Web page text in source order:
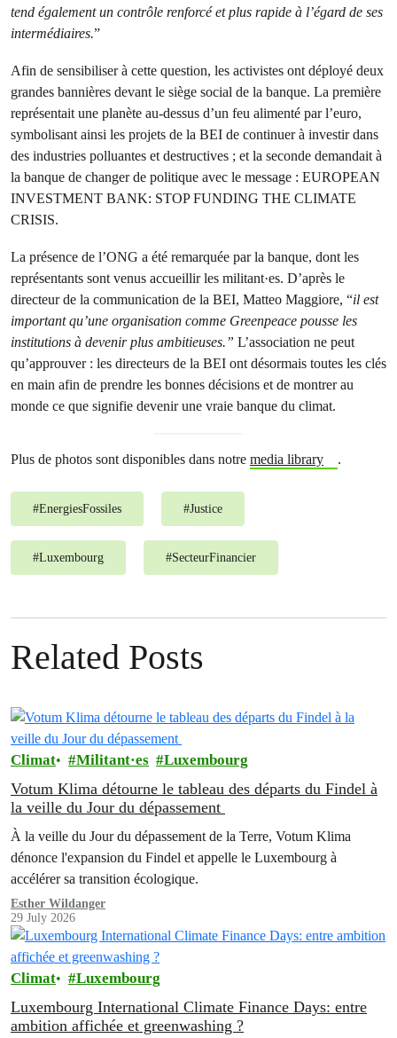
tend également un contrôle renforcé et plus rapide à l’égard de ses
intermédiaires.”
Afin de sensibiliser à cette question, les activistes ont déployé deux
grandes bannières devant le siège social de la banque. La première
représentait une planète au-dessus d’un feu alimenté par l’euro,
symbolisant ainsi les projets de la BEI de continuer à investir dans
des industries polluantes et destructives ; et la seconde demandait à
la banque de changer de politique avec le message : EUROPEAN
INVESTMENT BANK: STOP FUNDING THE CLIMATE
CRISIS.
La présence de l’ONG a été remarquée par la banque, dont les
représentants sont venus accueillir les militant·es. D’après le
directeur de la communication de la BEI, Matteo Maggiore, “il est
important qu’une organisation comme Greenpeace pousse les
institutions à devenir plus ambitieuses.” L’association ne peut
qu’approuver : les directeurs de la BEI ont désormais toutes les clés
en main afin de prendre les bonnes décisions et de montrer au
monde ce que signifie devenir une vraie banque du climat.
Plus de photos sont disponibles dans notre media library .
#EnergiesFossiles #Justice
#Luxembourg #SecteurFinancier
Related Posts
Climat Militant·es Luxembourg
Votum Klima détourne le tableau des départs du Findel à
la veille du Jour du dépassement
À la veille du Jour du dépassement de la Terre, Votum Klima
dénonce l'expansion du Findel et appelle le Luxembourg à
accélérer sa transition écologique.
Esther Wildanger
29 July 2026
Climat Luxembourg
Luxembourg International Climate Finance Days: entre
ambition affichée et greenwashing ?